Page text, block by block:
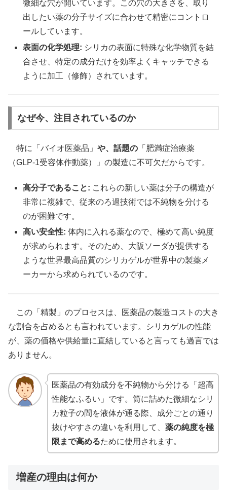
微細な穴が開いています。この穴の大きさを、取り
出したい薬の分子サイズに合わせて精密にコントロ
ールしています。
表面の化学処理: シリカの表面に特殊な化学物質を結
合させ、特定の成分だけを効率よくキャッチできる
ように加工（修飾）されています。
なぜ今、注目されているのか
特に「バイオ医薬品」 や、話題の 「肥満症治療薬
（GLP-1受容体作動薬）」の製造に不可欠だからです。
高分子であること: これらの新しい薬は分子の構造が
非常に複雑で、従来のろ過技術では不純物を分ける
のが困難です。
高い安全性: 体内に入れる薬なので、極めて高い純度
が求められます。そのため、大阪ソーダが提供する
ような世界最高品質のシリカゲルが世界中の製薬メ
ーカーから求められているのです。
この「精製」のプロセスは、医薬品の製造コストの大き
な割合を占めるとも言われています。シリカゲルの性能
が、薬の価格や供給量に直結していると言っても過言では
ありません。
医薬品の有効成分を不純物から分ける「超高
性能なふるい」です。筒に詰めた微細なシリ
カ粒子の間を液体が通る際、成分ごとの通り
抜けやすさの違いを利用して、 薬の純度を極
限まで高めるために使用されます。
増産の理由は何か